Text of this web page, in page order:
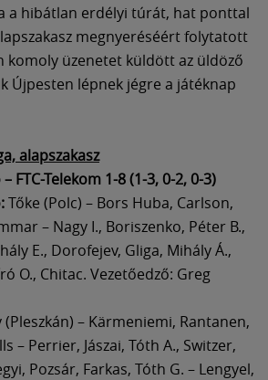
a hibátlan erdélyi túrát, hat ponttal
megnyeréséért folytatott
komoly üzenetet küldött az üldöző
Újpesten lépnek jégre a játéknap
alapszakasz
FTC-Telekom 1-8 (1-3, 0-2, 0-3)
Tőke (Polc) – Bors Huba, Carlson,
– Nagy I., Boriszenko, Péter B.,
E., Dorofejev, Gliga, Mihály Á.,
O., Chitac. Vezetőedző: Greg
(Pleszkán) – Kärmeniemi, Rantanen,
– Perrier, Jászai, Tóth A., Switzer,
Pozsár, Farkas, Tóth G. – Lengyel,